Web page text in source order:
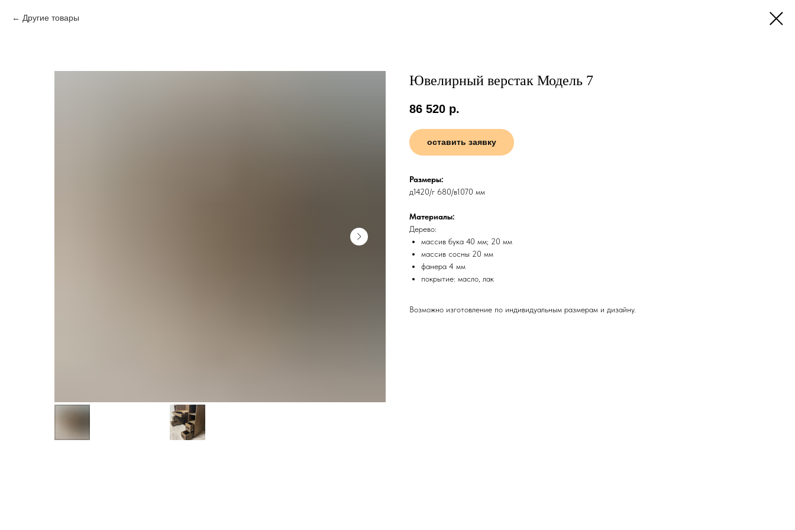
Другие товары
Ювелирный верстак Модель 7
86 520 р.
оставить заявку
Размеры:
д1420/г 680/в1070 мм
Материалы:
Дерево:
массив бука 40 мм; 20 мм
массив сосны 20 мм
фанера 4 мм
покрытие: масло, лак
Возможно изготовление по индивидуальным размерам и дизайну.